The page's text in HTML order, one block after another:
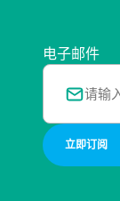
电子邮件
立即订阅